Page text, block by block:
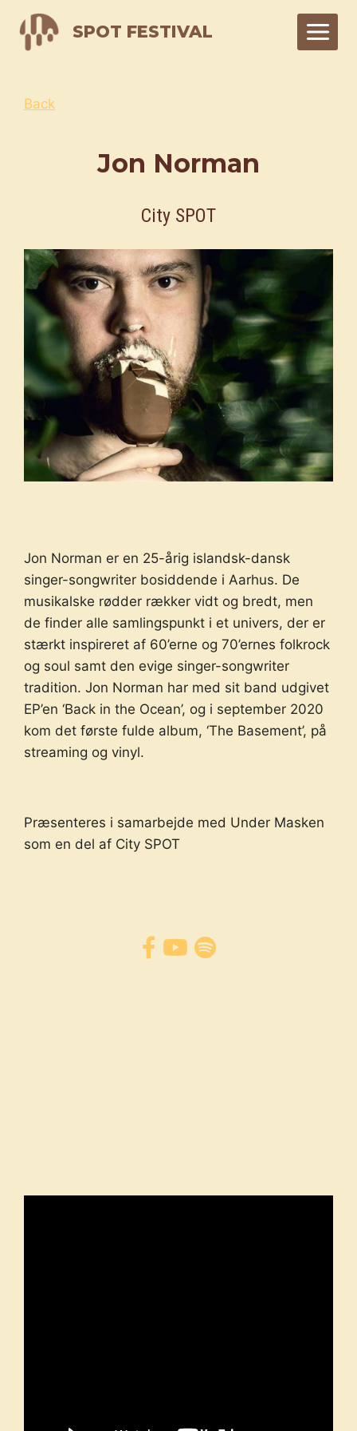
content
SPOT FESTIVAL
Back
Jon Norman
City SPOT
Jon Norman er en 25-årig islandsk-dansk
singer-songwriter bosiddende i Aarhus. De
musikalske rødder rækker vidt og bredt, men
de finder alle samlingspunkt i et univers, der er
stærkt inspireret af 60’erne og 70’ernes folkrock
og soul samt den evige singer-songwriter
tradition. Jon Norman har med sit band udgivet
EP’en ‘Back in the Ocean’, og i september 2020
kom det første fulde album, ‘The Basement’, på
streaming og vinyl.
Præsenteres i samarbejde med Under Masken
som en del af City SPOT